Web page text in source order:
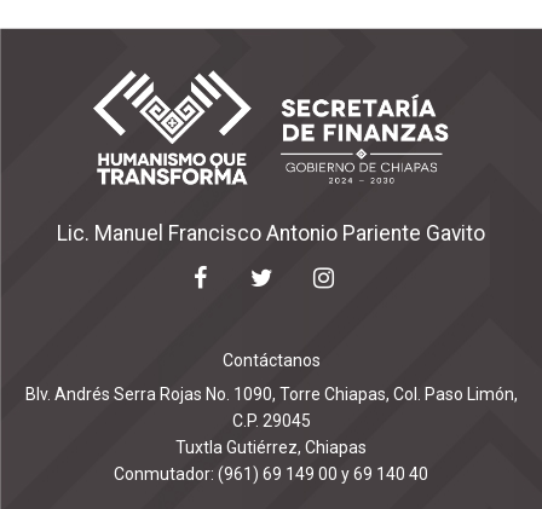
Lic. Manuel Francisco Antonio Pariente Gavito
Contáctanos
Blv. Andrés Serra Rojas No. 1090, Torre Chiapas, Col. Paso Limón,
C.P. 29045
Tuxtla Gutiérrez, Chiapas
Conmutador: (961) 69 149 00 y 69 140 40